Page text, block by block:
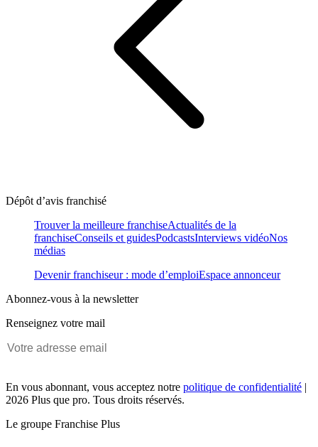
Dépôt d’avis franchisé
Trouver la meilleure franchiseActualités de la
franchiseConseils et guidesPodcastsInterviews vidéoNos
médias
Devenir franchiseur : mode d’emploiEspace annonceur
Abonnez-vous à la newsletter
Renseignez votre mail
En vous abonnant, vous acceptez notre politique de confidentialité |
2026 Plus que pro. Tous droits réservés.
Le groupe Franchise Plus